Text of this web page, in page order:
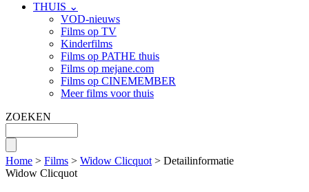
THUIS ⌄
VOD-nieuws
Films op TV
Kinderfilms
Films op PATHE thuis
Films op mejane.com
Films op CINEMEMBER
Meer films voor thuis
ZOEKEN
Home > Films > Widow Clicquot > Detailinformatie
Widow Clicquot